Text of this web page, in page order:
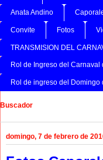
Anata Andino
Convite Fotos
TRANSMISION DEL
Rol de Ingreso del Carnaval
Rol de ingreso del Domingo
Buscador
domingo, 7 de febrero de